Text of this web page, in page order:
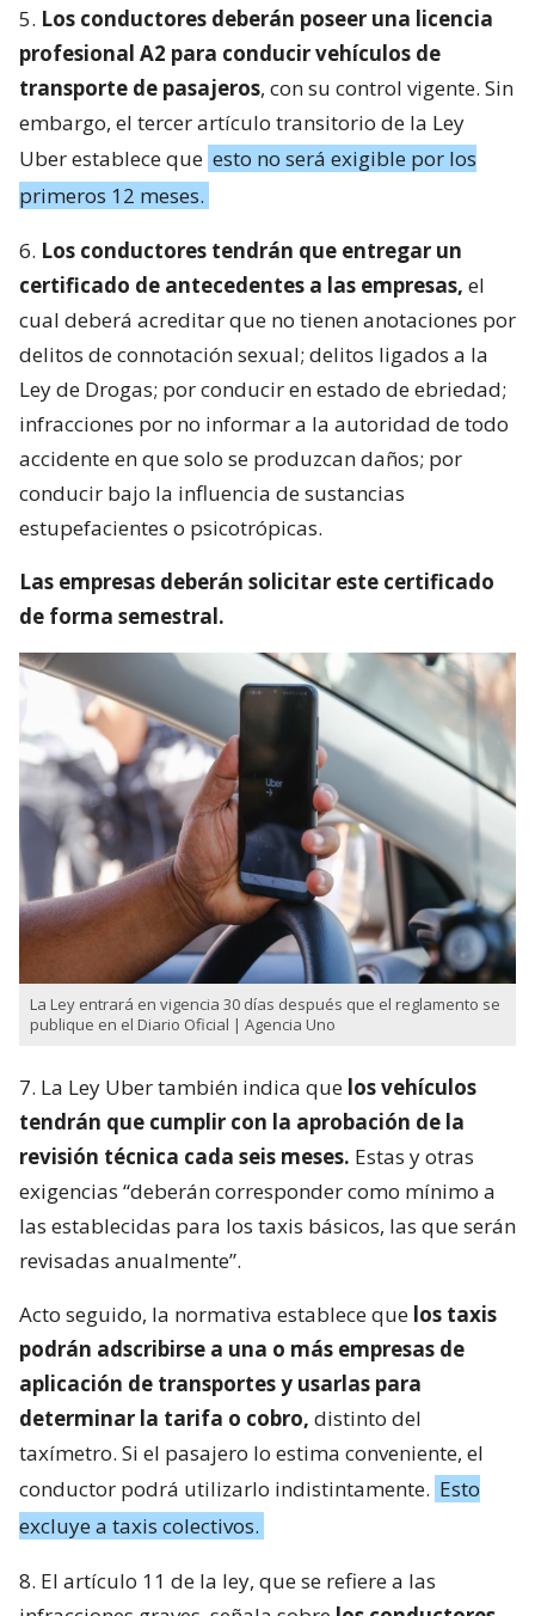
5. Los conductores deberán poseer una licencia
profesional A2 para conducir vehículos de
transporte de pasajeros, con su control vigente. Sin
embargo, el tercer artículo transitorio de la Ley
Uber establece que esto no será exigible por los
primeros 12 meses.
6. Los conductores tendrán que entregar un
certificado de antecedentes a las empresas, el
cual deberá acreditar que no tienen anotaciones por
delitos de connotación sexual; delitos ligados a la
Ley de Drogas; por conducir en estado de ebriedad;
infracciones por no informar a la autoridad de todo
accidente en que solo se produzcan daños; por
conducir bajo la influencia de sustancias
estupefacientes o psicotrópicas.
Las empresas deberán solicitar este certificado
de forma semestral.
La Ley entrará en vigencia 30 días después que el reglamento se
publique en el Diario Oficial | Agencia Uno
7. La Ley Uber también indica que los vehículos
tendrán que cumplir con la aprobación de la
revisión técnica cada seis meses. Estas y otras
exigencias “deberán corresponder como mínimo a
las establecidas para los taxis básicos, las que serán
revisadas anualmente”.
Acto seguido, la normativa establece que los taxis
podrán adscribirse a una o más empresas de
aplicación de transportes y usarlas para
determinar la tarifa o cobro, distinto del
taxímetro. Si el pasajero lo estima conveniente, el
conductor podrá utilizarlo indistintamente. Esto
excluye a taxis colectivos.
8. El artículo 11 de la ley, que se refiere a las